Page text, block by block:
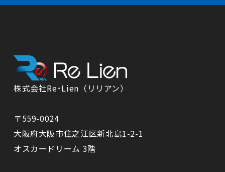
株式会社Re･Lien（リリアン）
〒559-0024
⼤阪府⼤阪市住之江区新北島1-2-1
オスカードリーム 3階